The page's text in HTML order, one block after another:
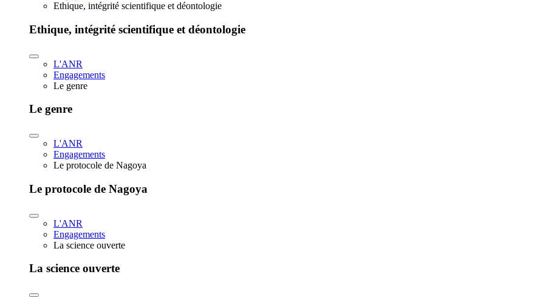
Ethique, intégrité scientifique et déontologie
Ethique, intégrité scientifique et déontologie
L'ANR
Engagements
Le genre
Le genre
L'ANR
Engagements
Le protocole de Nagoya
Le protocole de Nagoya
L'ANR
Engagements
La science ouverte
La science ouverte